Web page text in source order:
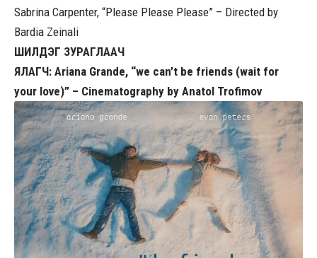
Sabrina Carpenter, “Please Please Please” – Directed by
Bardia Zeinali
ШИЛДЭГ ЗУРАГЛААЧ
ЯЛАГЧ: Ariana Grande, “we can’t be friends (wait for
your love)” – Cinematography by Anatol Trofimov